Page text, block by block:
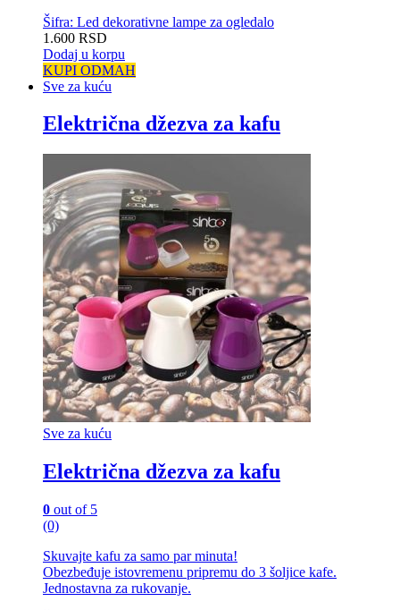
Šifra: Led dekorativne lampe za ogledalo
1.600 RSD
Dodaj u korpu
KUPI ODMAH
Sve za kuću
Električna džezva za kafu
Sve za kuću
Električna džezva za kafu
0 out of 5
(0)
Skuvajte kafu za samo par minuta!
Obezbeđuje istovremenu pripremu do 3 šoljice kafe.
Jednostavna za rukovanje.